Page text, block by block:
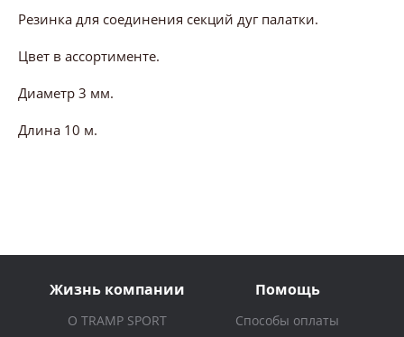
Резинка для соединения секций дуг палатки.
Цвет в ассортименте.
Диаметр 3 мм.
Длина 10 м.
Жизнь компании
О TRAMP SPORT
Помощь
Способы оплаты